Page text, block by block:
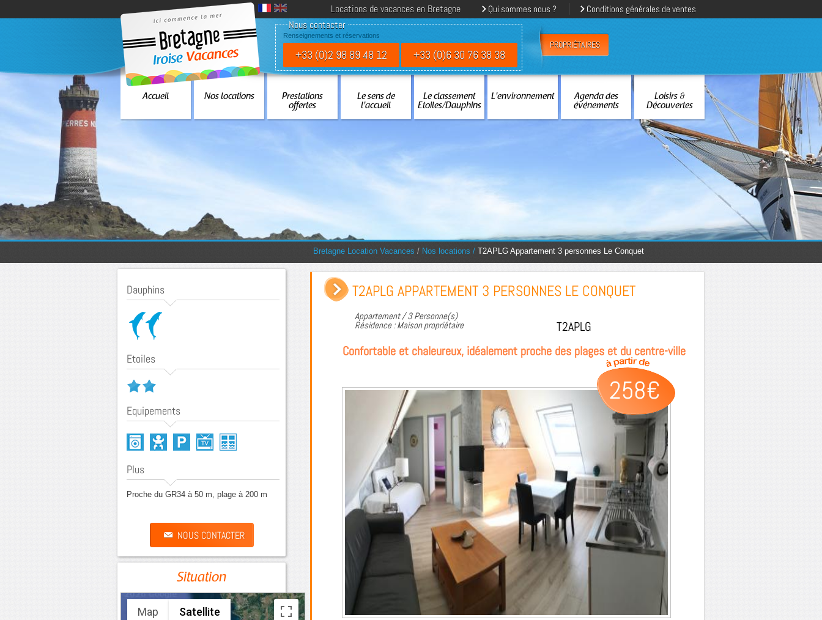
Locations de vacances en Bretagne Qui sommes nous ? Conditions générales de ventes
Nous contacter
Renseignements et réservations
+33 (0)2 98 89 48 12 +33 (0)6 30 76 38 38
PROPRIÉTAIRES
Accueil Nos locations
Prestations
offertes
Le sens de
l'accueil
Le classement
Etoiles/Dauphins
L'environnement
Agenda des
événements
Loisirs &
Découvertes
You are here:
Bretagne Location Vacances / Nos locations / T2APLG Appartement 3 personnes Le Conquet
Dauphins
Etoiles
Equipements
Plus
Proche du GR34 à 50 m, plage à 200 m
NOUS CONTACTER
Situation
Map Satellite
T2APLG APPARTEMENT 3 PERSONNES LE CONQUET
Appartement / 3 Personne(s)
Résidence : Maison propriétaire
Confortable et chaleureux, idéalement proche des plages et du centre-ville
T2APLG
258€